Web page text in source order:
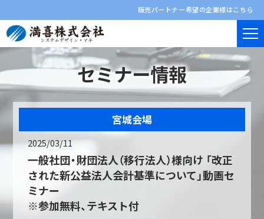
販売パートナー希望の企業様はこちら
セミナー情報
宮城会場
2025/03/11
一般社団・財団法人（移行法人）様向け 「改正
された新公益法人会計基準について」動画セ
ミナー
※参加無料、テキスト付